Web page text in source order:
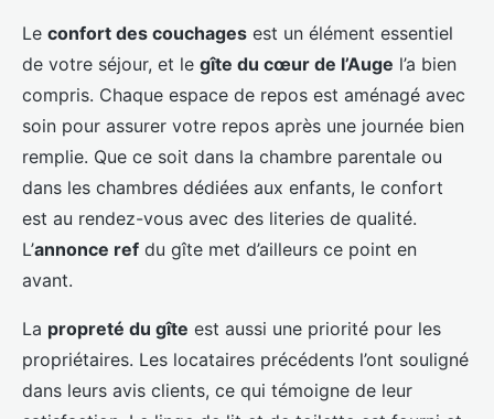
Le confort des couchages est un élément essentiel
de votre séjour, et le gîte du cœur de l’Auge l’a bien
compris. Chaque espace de repos est aménagé avec
soin pour assurer votre repos après une journée bien
remplie. Que ce soit dans la chambre parentale ou
dans les chambres dédiées aux enfants, le confort
est au rendez-vous avec des literies de qualité.
L’annonce ref du gîte met d’ailleurs ce point en
avant.
La propreté du gîte est aussi une priorité pour les
propriétaires. Les locataires précédents l’ont souligné
dans leurs avis clients, ce qui témoigne de leur